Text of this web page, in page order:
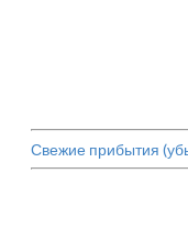
Свежие прибытия